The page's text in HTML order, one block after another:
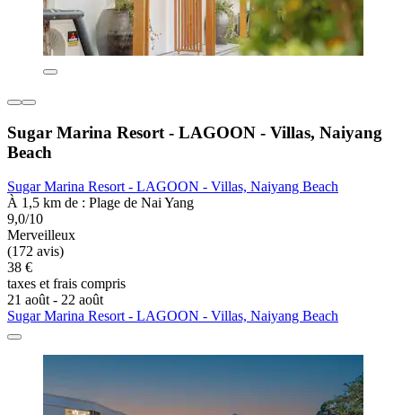
Sugar Marina Resort - LAGOON - Villas, Naiyang
Beach
Sugar Marina Resort - LAGOON - Villas, Naiyang Beach
À 1,5 km de : Plage de Nai Yang
9,0/10
Merveilleux
(172 avis)
38 €
taxes et frais compris
21 août - 22 août
Sugar Marina Resort - LAGOON - Villas, Naiyang Beach